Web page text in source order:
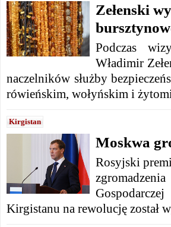
Zełenski
Podczas
Władimir
naczelników służby
rówieńskim, wołyńskim i
Kirgistan
Moskwa
Rosyjski
Kirgistanu na rewolucję został